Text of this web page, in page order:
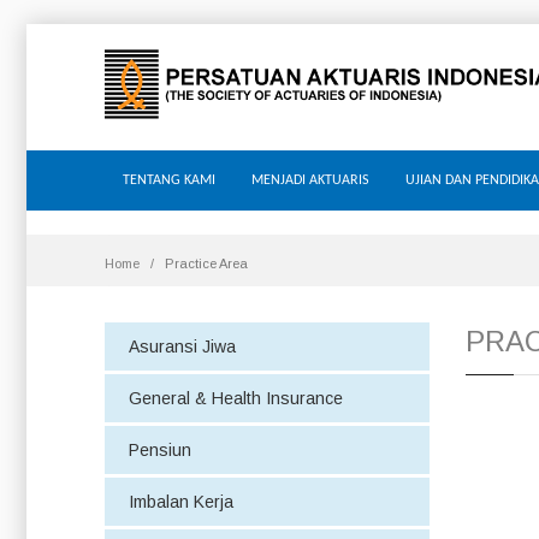
TENTANG KAMI MENJADI AKTUARIS UJIAN DAN
Home Practice Area
Asuransi Jiwa
General & Health Insurance
Pensiun
Imbalan Kerja